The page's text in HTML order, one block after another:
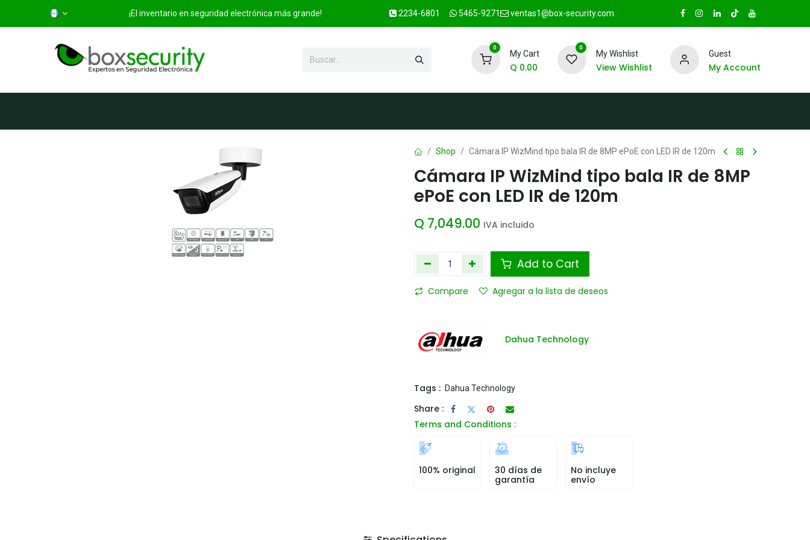
¡El inventario en seguridad electrónica más grande! 2234-6801 5465-9271 ventas1@box-security.com
0
My Cart
Q 0.00
0
My Wishlist
View Wishlist
Guest
My Account
Shop Cámara IP WizMind tipo bala IR de 8MP ePoE con LED IR de 120m
Cámara IP WizMind tipo bala IR de 8MP
ePoE con LED IR de 120m
Q 7,049.00 IVA incluido
Add to Cart
Compare Agregar a la lista de deseos
Dahua Technology
Tags : Dahua Technology
Share :
Terms and Conditions :
100% original
30 días de
garantía
No incluye
envío